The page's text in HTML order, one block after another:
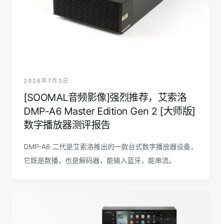
2026年7月3日
[SOOMAL音频影像]强烈推荐，艾索洛
DMP-A6 Master Edition Gen 2 [大师版]
数字播放器测评报告
DMP-A6 二代是艾索洛推出的一款台式数字播放器设备，
它既是数播，也是解码器，能输入蓝牙，能串流。